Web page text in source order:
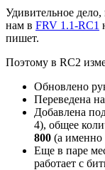
Удивительное
нам в FRV 1.1-RC1
пишет.
Поэтому в RC2
Обновлено
Переведена
Добавлена
4), общее
800 (а именно
Еще в паре
работает с